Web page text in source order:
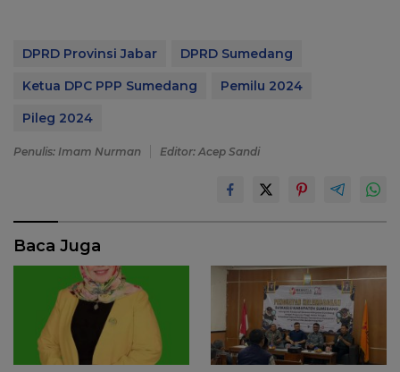
DPRD Provinsi Jabar
DPRD Sumedang
Ketua DPC PPP Sumedang
Pemilu 2024
Pileg 2024
Penulis: Imam Nurman Editor: Acep Sandi
Baca Juga